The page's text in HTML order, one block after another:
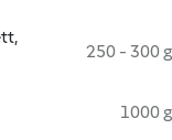
250 - 300 g
1000 g